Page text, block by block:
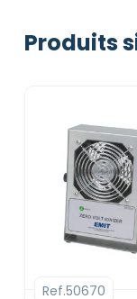
Produits
Ref.50670